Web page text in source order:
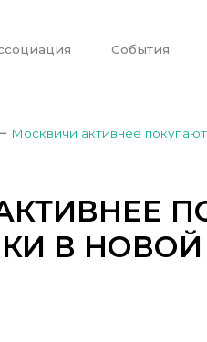
События
Москвичи активнее
В